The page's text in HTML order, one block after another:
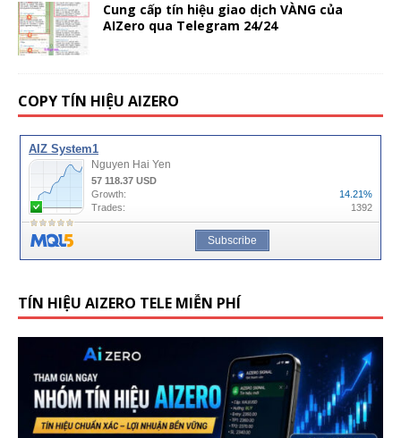
Cung cấp tín hiệu giao dịch VÀNG của
AIZero qua Telegram 24/24
COPY TÍN HIỆU AIZERO
TÍN HIỆU AIZERO TELE MIỄN PHÍ